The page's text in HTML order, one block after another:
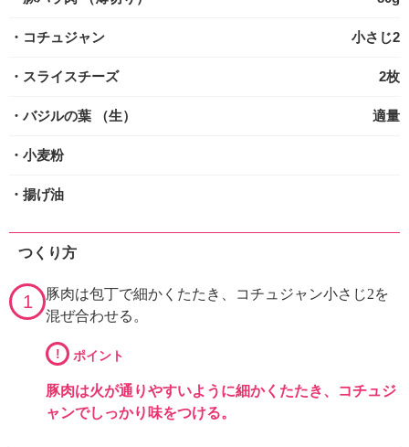
・コチュジャン 小さじ2
・スライスチーズ 2枚
・バジルの葉 （生） 適量
・小麦粉
・揚げ油
つくり方
1
豚肉は包丁で細かくたたき、コチュジャン小さじ2を
混ぜ合わせる。
! ポイント
豚肉は火が通りやすいように細かくたたき、コチュジ
ャンでしっかり味をつける。